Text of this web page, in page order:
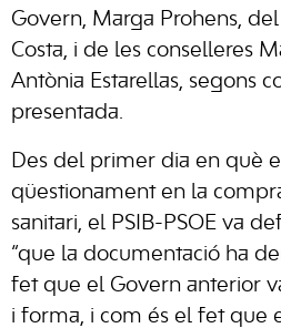
Govern, Marga Prohens,
Costa, i de les conselleres
Antònia Estarellas, segons
presentada.
Des del primer dia en què
qüestionament en la
sanitari, el PSIB-PSOE va
“que la documentació ha
fet que el Govern anterior
i forma, i com és el fet que